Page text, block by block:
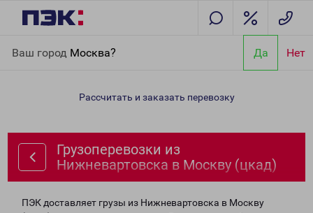
Ваш город Москва? Да Нет
Москву (цкад)
Рассчитать и заказать перевозку
Грузоперевозки из
Нижневартовска в Москву (цкад)
ПЭК доставляет грузы из Нижневартовска в Москву